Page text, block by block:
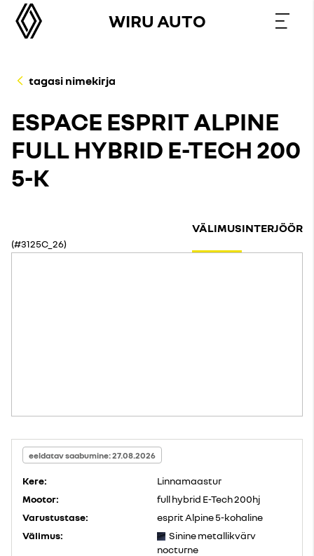
WIRU AUTO
tagasi nimekirja
ESPACE ESPRIT ALPINE
FULL HYBRID E-TECH 200
5-K
(#3125C_26)
VÄLIMUSINTERJÖÖR
eeldatav saabumine: 27.08.2026
Kere:
Linnamaastur
Mootor:
full hybrid E-Tech 200hj
Varustustase:
esprit Alpine 5-kohaline
Välimus:
Sinine metallikvärv
nocturne